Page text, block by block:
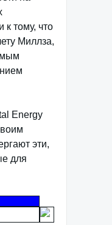
к тому, что
Миллза,
Energy
эти,
для